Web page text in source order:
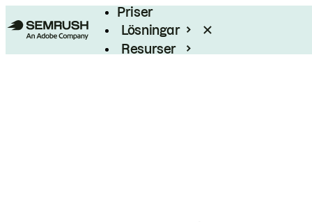
Priser
Lösningar
Resurser